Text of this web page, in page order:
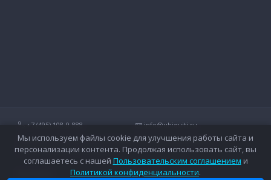
+7 (495) 108-0-888
info@ubiquiti.ru
Технические вопросы и дополнительные консультации о
беспроводных сетях Ubiquiti.
Оплата
Мы используем файлы cookie для улучшения работы сайта и
персонализации контента. Продолжая использовать сайт, вы
соглашаетесь с нашей Пользовательским соглашением и
Политикой конфиденциальности.